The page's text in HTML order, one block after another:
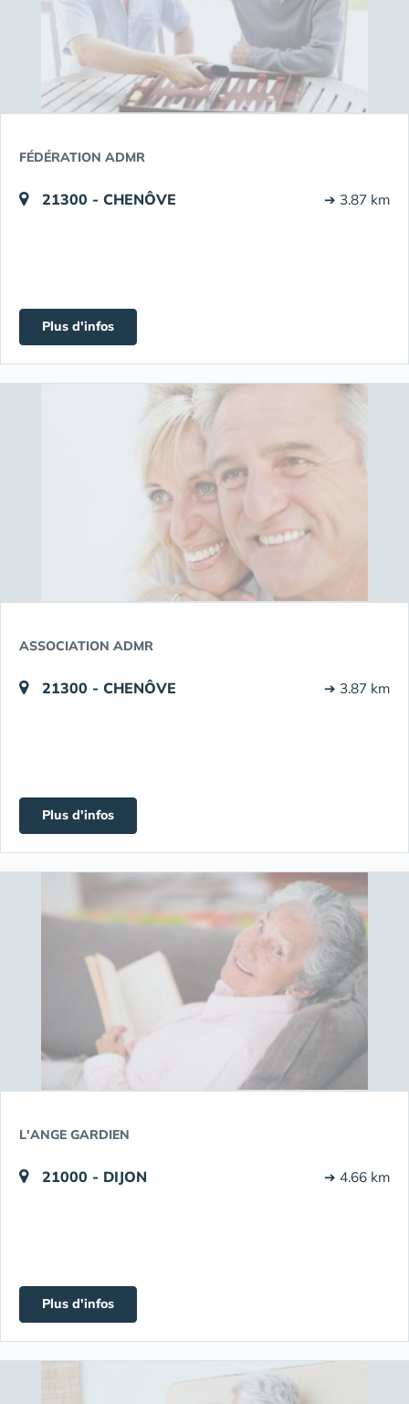
FÉDÉRATION ADMR
21300 - CHENÔVE ➔ 3.87 km
Plus d'infos
ASSOCIATION ADMR
21300 - CHENÔVE ➔ 3.87 km
Plus d'infos
L'ANGE GARDIEN
21000 - DIJON ➔ 4.66 km
Plus d'infos